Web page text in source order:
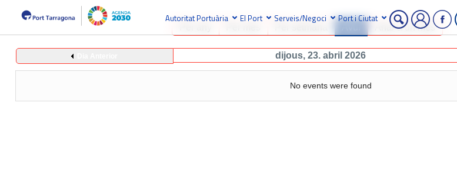
Autoritat Portuària El Port Serveis/Negoci Port i Ciutat
Anar a un mes
dijous, 23. abril 2026
No events were found